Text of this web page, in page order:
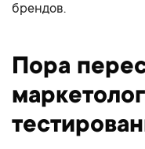
брендов.
Пора